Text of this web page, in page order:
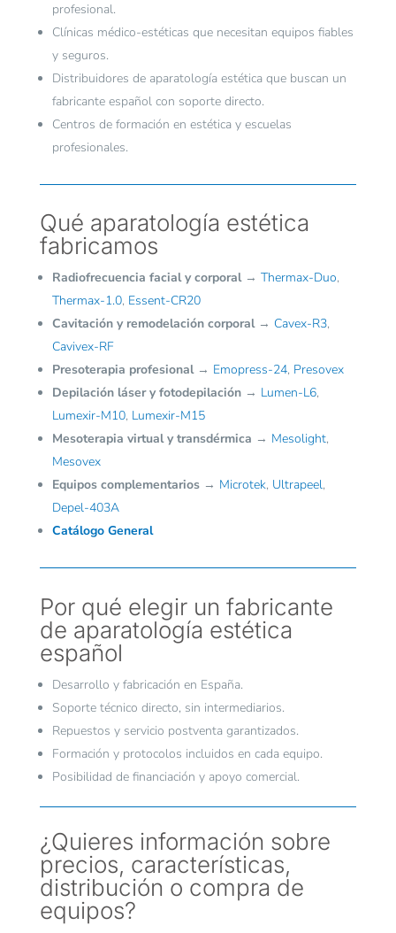
profesional.
Clínicas médico-estéticas que necesitan equipos fiables
y seguros.
Distribuidores de aparatología estética que buscan un
fabricante español con soporte directo.
Centros de formación en estética y escuelas
profesionales.
Qué aparatología estética
fabricamos
Radiofrecuencia facial y corporal→ Thermax-Duo,
Thermax-1.0, Essent-CR20
Cavitación y remodelación corporal→ Cavex-R3,
Cavivex-RF
Presoterapia profesional→ Emopress-24, Presovex
Depilación láser y fotodepilación→ Lumen-L6,
Lumexir-M10, Lumexir-M15
Mesoterapia virtual y transdérmica → Mesolight,
Mesovex
Equipos complementarios→ Microtek, Ultrapeel,
Depel-403A
Catálogo General
Por qué elegir un fabricante
de aparatología estética
español
Desarrollo y fabricación en España.
Soporte técnico directo, sin intermediarios.
Repuestos y servicio postventa garantizados.
Formación y protocolos incluidos en cada equipo.
Posibilidad de financiación y apoyo comercial.
¿Quieres información sobre
precios, características,
distribución o compra de
equipos?